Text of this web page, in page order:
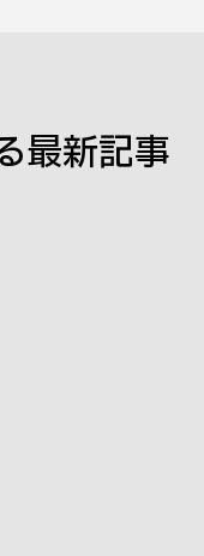
最新記事